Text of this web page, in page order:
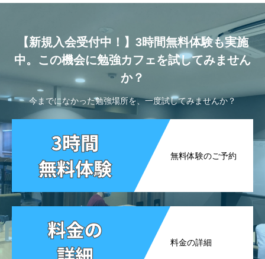
【新規入会受付中！】3時間無料体験も実施
中。この機会に勉強カフェを試してみません
か？
今までになかった勉強場所を、一度試してみませんか？
無料体験のご予約
料金の詳細